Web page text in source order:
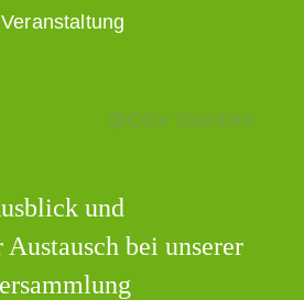
Veranstaltung
@OGV Dornbirn
und
Austausch bei unserer